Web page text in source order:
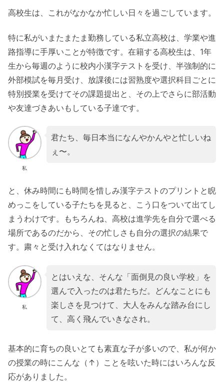
高校生は、これがなかなか忙しい日々を過ごしています。
特に私がいまたまたま勤務している私立高校は、学業や進
路指導に手厚いことが特徴です。在籍する高校生は、1年
生から毎週のように校内小漢字テストを受け、半強制的に
外部模試を毎月受け、放課後には習熟度や選択科目ごとに
特別授業を受けてその課題提出と、その上でさらに部活動
や友達づきあいもしている子達です。
私
君たち、毎日本当になんやかんやと忙しいね
ぇ〜。
と、休み時間にも時間を惜しみ漢字テストのプリントと睨
めっこをしている子たちを見ると、こう口をついて出てし
まうわけです。もちろんね、高校は進学先を自分で選べる
場所であるのだから、その忙しさも自分の選択の結果で
す。粛々と受け入れなくてはなりません。
私
とはいえな、そんな「面倒見の良い学校」を
選んで入ったのは君たちだ。どんなことにも
楽しさを見つけて、大人をみんな踏み台にし
て、高く飛んでいきなされ。
基本的に育ちの良いとても素直な子が多いので、私が何か
の授業の時にこんな（↑）ことを呟いた時にはいろんな反
応がありました。